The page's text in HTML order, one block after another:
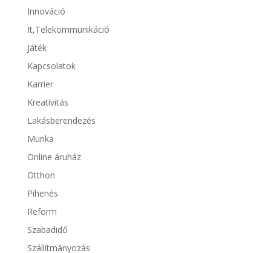
Innováció
It,Telekommunikáció
Játék
Kapcsolatok
Karrier
Kreativitás
Lakásberendezés
Munka
Online áruház
Otthon
Pihenés
Reform
Szabadidő
Szállítmányozás